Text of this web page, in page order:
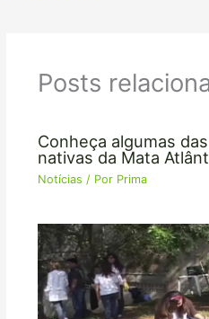
Posts
Conheça algumas
nativas da Mata
Notícias / Por Prima